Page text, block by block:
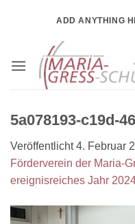
ADD ANYTHING
5a078193-c19d-
Veröffentlicht4. Februar
Förderverein der Maria-
ereignisreiches Jahr